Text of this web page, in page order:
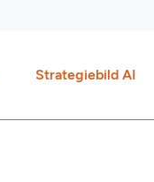
Strategiebild AI